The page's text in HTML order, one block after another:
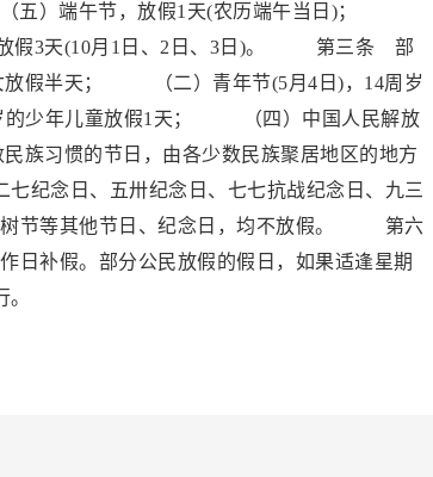
）端午节，放假1天(农历端午当日)；
假3天(10月1日、2日、3日)。 第三条 部
假半天； （二）青年节(5月4日)，14周岁
的少年儿童放假1天； （四）中国人民解放
习惯的节日，由各少数民族聚居地区的地方
念日、五卅纪念日、七七抗战纪念日、九三
树节等其他节日、纪念日，均不放假。 第六
补假。部分公民放假的假日，如果适逢星期
。